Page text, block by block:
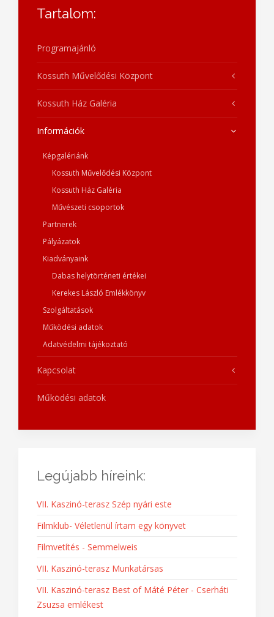
Tartalom:
Programajánló
Kossuth Művelődési Központ
Kossuth Ház Galéria
Információk
Képgalériánk
Kossuth Művelődési Központ
Kossuth Ház Galéria
Művészeti csoportok
Partnerek
Pályázatok
Kiadványaink
Dabas helytörténeti értékei
Kerekes László Emlékkönyv
Szolgáltatások
Működési adatok
Adatvédelmi tájékoztató
Kapcsolat
Működési adatok
Legújabb híreink:
VII. Kaszinó-terasz Szép nyári este
Filmklub- Véletlenül írtam egy könyvet
Filmvetítés - Semmelweis
VII. Kaszinó-terasz Munkatársas
VII. Kaszinó-terasz Best of Máté Péter - Cserháti
Zsuzsa emlékest